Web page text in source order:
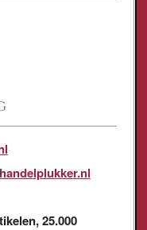
25.000